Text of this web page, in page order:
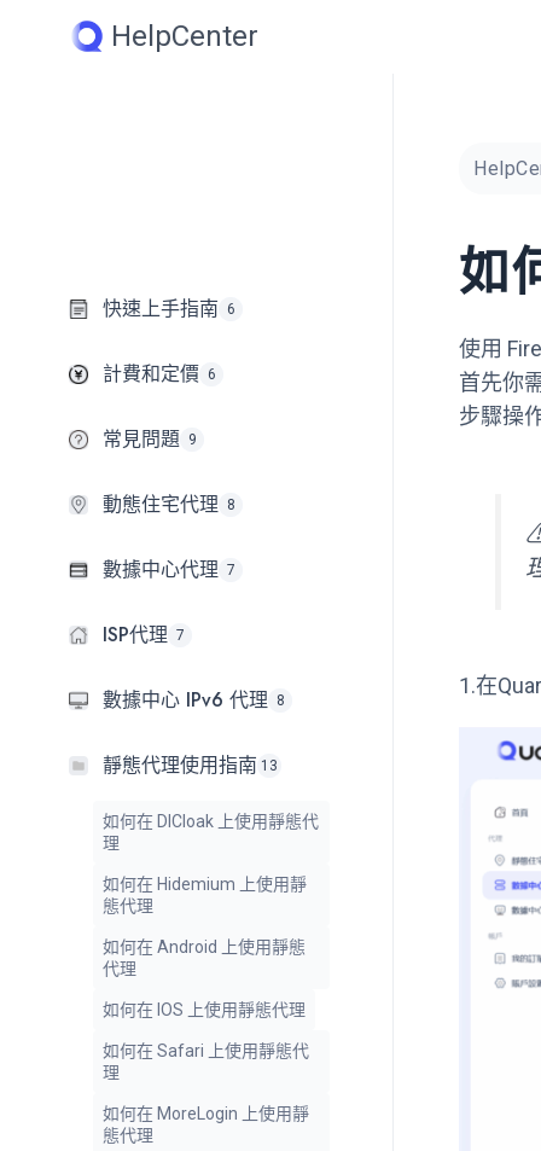
HelpCenter
快速上手指南 6
計費和定價 6
常見問題 9
動態住宅代理 8
數據中心代理 7
ISP代理 7
數據中心 IPv6 代理 8
靜態代理使用指南 13
如何在 DICloak 上使用靜態代
理
如何在 Hidemium 上使用靜
態代理
如何在 Android 上使用靜態
代理
如何在 IOS 上使用靜態代理
如何在 Safari 上使用靜態代
理
如何在 MoreLogin 上使用靜
態代理
如
使用
首先你
步驟操
1.在